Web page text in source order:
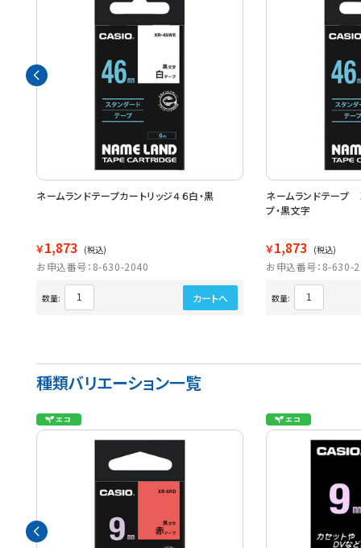
ネームランドテープカートリッジ４６白・黒
￥1,873 (税込)
お申込番号：8-630-2040
数量: カートへ
ネームランドテープ
プ・黒文字
￥1,873 (税込)
お申込番号：8-630-
数量:
種類バリエーション一覧